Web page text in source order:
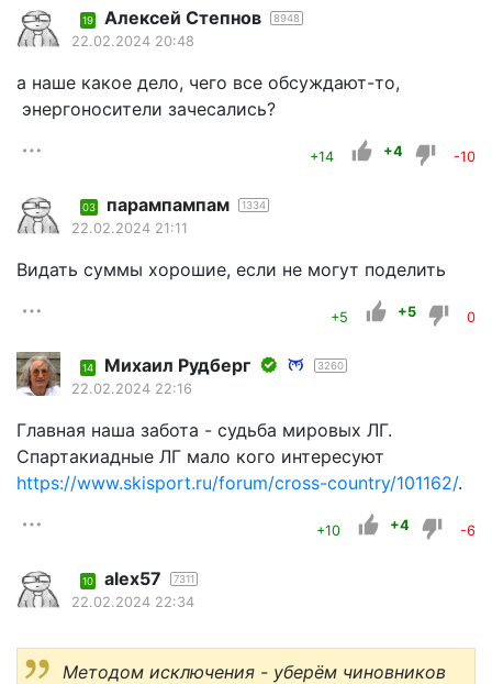
19 Алексей Степнов 8948
22.02.2024 20:48
а наше какое дело, чего все обсуждают-то,
энергоносители зачесались?
+14 +4 -10
03 парампампам 1334
22.02.2024 21:11
Видать суммы хорошие, если не могут поделить
+5 +5 0
14 Михаил Рудберг 3260
22.02.2024 22:16
Главная наша забота - судьба мировых ЛГ.
Спартакиадные ЛГ мало кого интересуют
https://www.skisport.ru/forum/cross-country/101162/.
+10 +4 -6
10 alex57 7311
22.02.2024 22:34
Методом исключения - уберём чиновников